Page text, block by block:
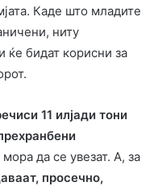
Каде што младите
ниту
ќе бидат корисни за
11 илјади тони
да се увезат. А, за
просечно,